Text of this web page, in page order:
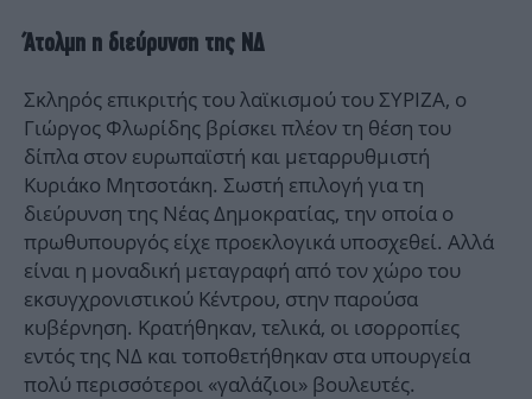
Άτολμη η διεύρυνση της ΝΔ
Σκληρός επικριτής του λαϊκισμού του ΣΥΡΙΖΑ, ο
Γιώργος Φλωρίδης βρίσκει πλέον τη θέση του
δίπλα στον ευρωπαϊστή και μεταρρυθμιστή
Κυριάκο Μητσοτάκη. Σωστή επιλογή για τη
διεύρυνση της Νέας Δημοκρατίας, την οποία ο
πρωθυπουργός είχε προεκλογικά υποσχεθεί. Αλλά
είναι η μοναδική μεταγραφή από τον χώρο του
εκσυγχρονιστικού Κέντρου, στην παρούσα
κυβέρνηση. Κρατήθηκαν, τελικά, οι ισορροπίες
εντός της ΝΔ και τοποθετήθηκαν στα υπουργεία
πολύ περισσότεροι «γαλάζιοι» βουλευτές.